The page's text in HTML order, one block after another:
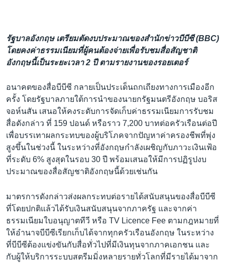
รัฐบาลอังกฤษ เตรียมตัดงบประมาณของสำนักข่าวบีบีซี (BBC)
โดยคงค่าธรรมเนียมที่ผู้คนต้องจ่ายเพื่อรับชมสื่อสัญชาติ
อังกฤษนี้เป็นระยะเวลา 2 ปี ตามรายงานของรอยเตอร์
อนาคตของสื่อบีบีซี กลายเป็นประเด็นถกเถียงทางการเมืองอีก
ครั้ง โดยรัฐบาลภายใต้การนำของนายกรัฐมนตรีอังกฤษ บอริส
จอห์นสัน เสนอให้คงระดับการจัดเก็บค่าธรรมเนียมการรับชม
สื่อดังกล่าว ที่ 159 ปอนด์ หรือราว 7,200 บาทต่อครัวเรือนต่อปี
เพื่อบรรเทาผลกระทบของผู้บริโภคจากปัญหาค่าครองชีพที่พุ่ง
สูงขึ้นในช่วงนี้ ในระหว่างที่อังกฤษกำลังเผชิญกับภาวะเงินเฟ้อ
ที่ระดับ 6% สูงสุดในรอบ 30 ปี พร้อมเสนอให้มีการปฏิรูปงบ
ประมาณของสื่อสัญชาติอังกฤษนี้ด้วยเช่นกัน
มาตรการดังกล่าวส่งผลกระทบต่อรายได้สนับสนุนของสื่อบีบีซี
ที่โดยปกติแล้วได้รับเงินสนับสนุนจากภาครัฐ และจากค่า
ธรรมเนียมใบอนุญาตทีวี หรือ TV Licence Fee ตามกฎหมายที่
ให้อำนาจบีบีซีเรียกเก็บได้จากทุกครัวเรือนอังกฤษ ในระหว่าง
ที่บีบีซีต้องแข่งขันกับสื่อทั่วไปที่มีเงินทุนจากภาคเอกชน และ
กับผู้ให้บริการระบบสตรีมมิ่งหลายรายทั่วโลกที่มีรายได้มาจาก